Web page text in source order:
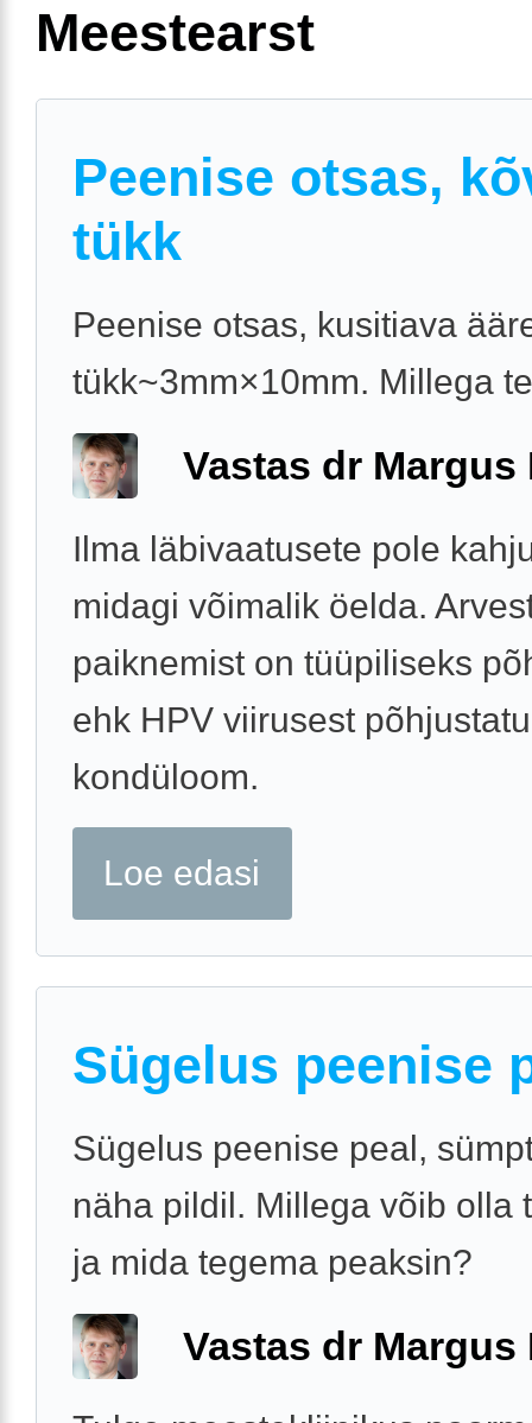
Meestearst
Peenise otsas,
tükk
Peenise otsas, kusitiava
tükk~3mm×10mm. Millega
Vastas dr Margus
Ilma läbivaatusete pole
midagi võimalik öelda.
paiknemist on tüüpiliseks
ehk HPV viirusest
kondüloom.
Loe edasi
Sügelus peenise
Sügelus peenise peal,
näha pildil. Millega võib olla
ja mida tegema peaksin?
Vastas dr Margus